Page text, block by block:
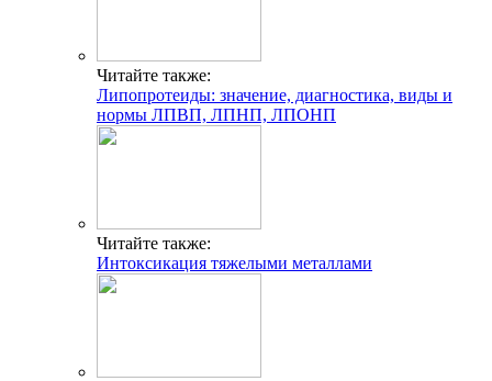
Читайте также:
Липопротеиды: значение, диагностика, виды и
нормы ЛПВП, ЛПНП, ЛПОНП
Читайте также:
Интоксикация тяжелыми металлами